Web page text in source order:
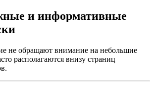
и информативные
не обращают внимание на небольшие
располагаются внизу страниц